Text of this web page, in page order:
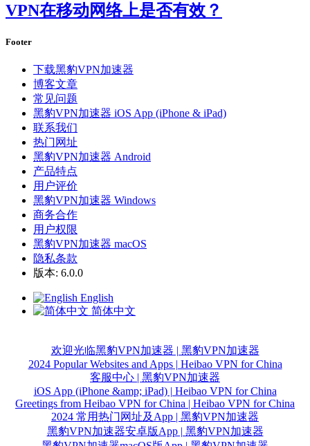
VPN在移动网络上是否有效？
Footer
下载黑豹VPN加速器
博客文章
常见问题
黑豹VPN加速器 iOS App (iPhone & iPad)
联系我们
热门网址
黑豹VPN加速器 Android
产品特点
用户评价
黑豹VPN加速器 Windows
商务合作
用户权限
黑豹VPN加速器 macOS
隐私条款
版本: 6.0.0
English
简体中文
欢迎光临黑豹VPN加速器 | 黑豹VPN加速器
2024 Popular Websites and Apps | Heibao VPN for China
客服中心 | 黑豹VPN加速器
iOS App (iPhone &amp; iPad) | Heibao VPN for China
Greetings from Heibao VPN for China | Heibao VPN for China
2024 常用热门网址及App | 黑豹VPN加速器
黑豹VPN加速器安卓版App | 黑豹VPN加速器